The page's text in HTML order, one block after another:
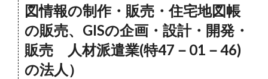
図情報の制作・販売・住宅地図帳
の販売、GISの企画・設計・開発・
販売 人材派遣業(特47－01－46)
の法人）